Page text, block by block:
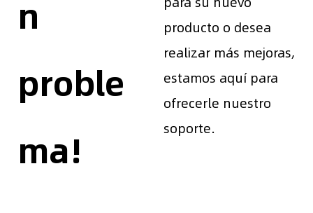
n
proble
ma!
producto o desea
realizar más mejoras,
estamos aquí para
ofrecerle nuestro
soporte.